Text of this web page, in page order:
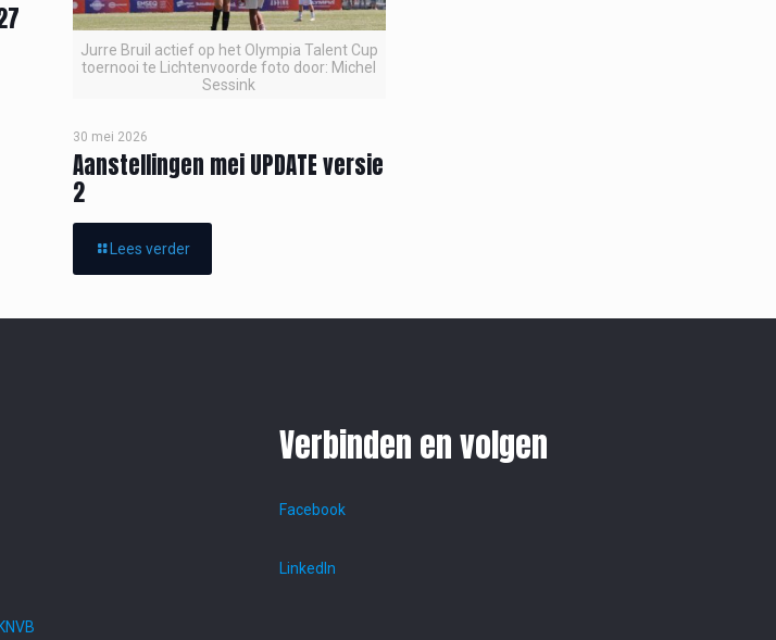
Jurre Bruil actief op het Olympia Talent Cup
toernooi te Lichtenvoorde foto door: Michel
Sessink
30 mei 2026
Aanstellingen mei UPDATE versie
2
Lees verder
Verbinden en volgen
Facebook
LinkedIn